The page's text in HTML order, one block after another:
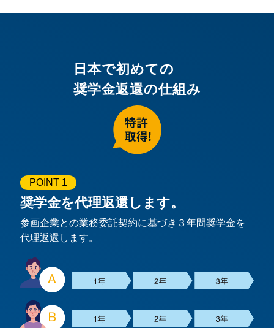
日本で初めての
奨学金返還の仕組み
POINT 1
奨学金を代理返還します。
参画企業との業務委託契約に基づき３年間奨学金を
代理返還します。